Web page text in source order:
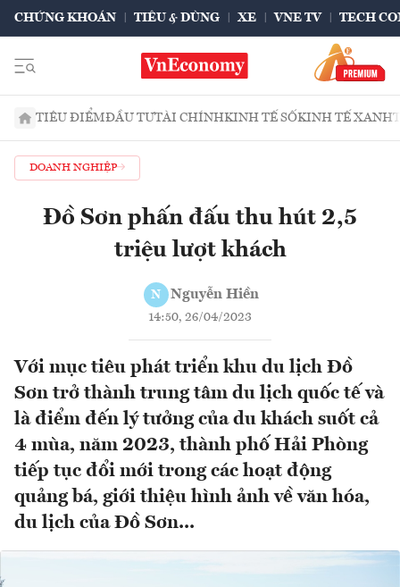
CHỨNG KHOÁN TIÊU & DÙNG XE VNE TV TECH
TIÊU ĐIỂMĐẦU TƯTÀI CHÍNHKINH TẾ SỐKINH TẾ XANH
DOANH NGHIỆP
Đồ Sơn phấn đấu thu hút 2,5
triệu lượt khách
N Nguyễn Hiền
14:50, 26/04/2023
Với mục tiêu phát triển khu du lịch Đồ
Sơn trở thành trung tâm du lịch quốc tế và
là điểm đến lý tưởng của du khách suốt cả
4 mùa, năm 2023, thành phố Hải Phòng
tiếp tục đổi mới trong các hoạt động
quảng bá, giới thiệu hình ảnh về văn hóa,
du lịch của Đồ Sơn...